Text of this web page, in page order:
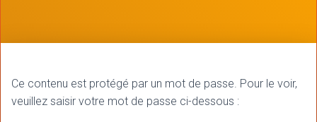
R
Ce contenu est protégé par un mot de passe. Pour le voir,
veuillez saisir votre mot de passe ci-dessous :